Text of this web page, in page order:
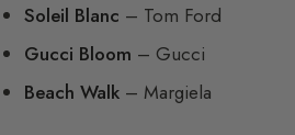
Soleil Blanc – Tom Ford
Gucci Bloom – Gucci
Beach Walk – Margiela